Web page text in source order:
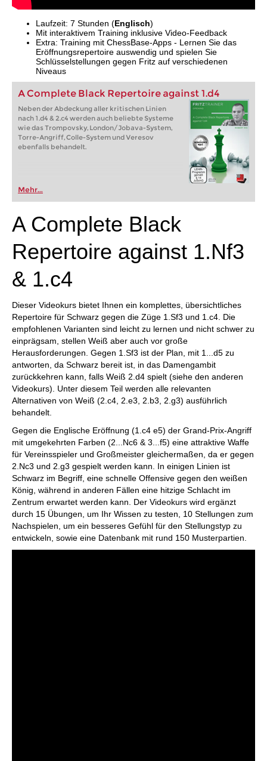
Laufzeit: 7 Stunden (Englisch)
Mit interaktivem Training inklusive Video-Feedback
Extra: Training mit ChessBase-Apps - Lernen Sie das
Eröffnungsrepertoire auswendig und spielen Sie
Schlüsselstellungen gegen Fritz auf verschiedenen
Niveaus
A Complete Black Repertoire against 1.d4
Neben der Abdeckung aller kritischen Linien
nach 1.d4 & 2.c4 werden auch beliebte Systeme
wie das Trompovsky, London/Jobava-System,
Torre-Angriff, Colle-System und Veresov
ebenfalls behandelt.
Mehr...
A Complete Black
Repertoire against 1.Nf3
& 1.c4
Dieser Videokurs bietet Ihnen ein komplettes, übersichtliches
Repertoire für Schwarz gegen die Züge 1.Sf3 und 1.c4. Die
empfohlenen Varianten sind leicht zu lernen und nicht schwer zu
einprägsam, stellen Weiß aber auch vor große
Herausforderungen. Gegen 1.Sf3 ist der Plan, mit 1...d5 zu
antworten, da Schwarz bereit ist, in das Damengambit
zurückkehren kann, falls Weiß 2.d4 spielt (siehe den anderen
Videokurs). Unter diesem Teil werden alle relevanten
Alternativen von Weiß (2.c4, 2.e3, 2.b3, 2.g3) ausführlich
behandelt.
Gegen die Englische Eröffnung (1.c4 e5) der Grand-Prix-Angriff
mit umgekehrten Farben (2...Nc6 & 3...f5) eine attraktive Waffe
für Vereinsspieler und Großmeister gleichermaßen, da er gegen
2.Nc3 und 2.g3 gespielt werden kann. In einigen Linien ist
Schwarz im Begriff, eine schnelle Offensive gegen den weißen
König, während in anderen Fällen eine hitzige Schlacht im
Zentrum erwartet werden kann. Der Videokurs wird ergänzt
durch 15 Übungen, um Ihr Wissen zu testen, 10 Stellungen zum
Nachspielen, um ein besseres Gefühl für den Stellungstyp zu
entwickeln, sowie eine Datenbank mit rund 150 Musterpartien.